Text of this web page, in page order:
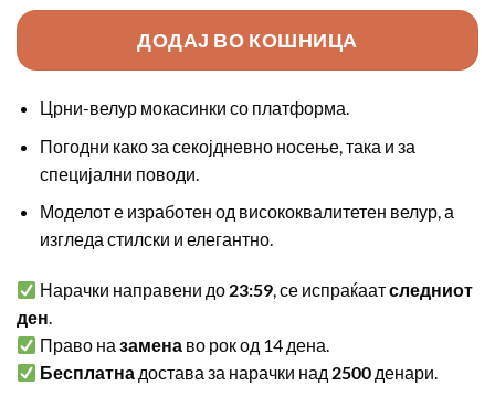
ДОДАЈ ВО КОШНИЦА
Црни-велур мокасинки со платформа.
Погодни како за секојдневно носење, така и за
специјални поводи.
Моделот е изработен од висококвалитетен велур, а
изгледа стилски и елегантно.
Нарачки направени до 23:59, се испраќаатследниот
ден.
Право назамена во рок од 14 дена.
Бесплатна достава за нарачки над 2500 денари.